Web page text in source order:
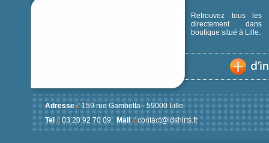
Retrouvez tous les
directement
boutique situé à Lille.
Adresse//159 rue Gambetta - 59000 Lille
Tel//03 20 92 70 09Mail// contact@idshirts.fr